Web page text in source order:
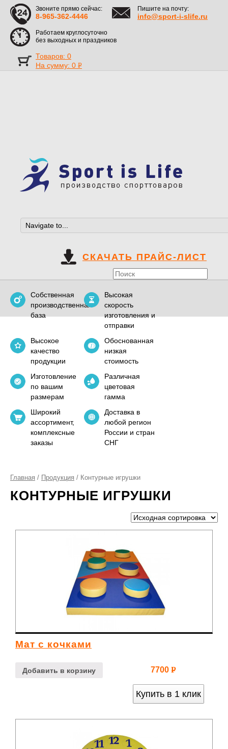
Звоните прямо сейчас:
8-965-362-4446
Пишите на почту:
info@sport-i-slife.ru
Работаем круглосуточно
без выходных и праздников
Товаров: 0
На сумму: 0 Р
СКАЧАТЬ ПРАЙС-ЛИСТ
Собственная
производственная
база
Высокая
скорость
изготовления и
отправки
Высокое
качество
продукции
Обоснованная
низкая
стоимость
Изготовление
по вашим
размерам
Различная
цветовая
гамма
Широкий
ассортимент,
комплексные
заказы
Доставка в
любой регион
России и стран
СНГ
Главная / Продукция / Контурные игрушки
КОНТУРНЫЕ ИГРУШКИ
Мат с кочками
Добавить в корзину 7700 Р
Купить в 1 клик